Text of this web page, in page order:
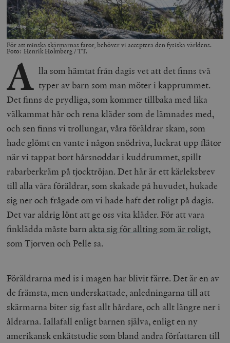
För att minska skärmarnas faror, behöver vi acceptera den fysiska världens.
Foto: Henrik Holmberg / TT.
A lla som hämtat från dagis vet att det finns två
typer av barn som man möter i kapprummet.
Det finns de prydliga, som kommer tillbaka med lika
välkammat hår och rena kläder som de lämnades med,
och sen finns vi trollungar, våra föräldrar skam, som
hade glömt en vante i någon snödriva, luckrat upp flätor
när vi tappat bort hårsnoddar i kuddrummet, spillt
rabarberkräm på tjocktröjan. Det här är ett kärleksbrev
till alla våra föräldrar, som skakade på huvudet, hukade
sig ner och frågade om vi hade haft det roligt på dagis.
Det var aldrig lönt att ge oss vita kläder. För att vara
finklädda måste barn akta sig för allting som är roligt,
som Tjorven och Pelle sa.
Föräldrarna med is i magen har blivit färre. Det är en av
de främsta, men underskattade, anledningarna till att
skärmarna biter sig fast allt hårdare, och allt längre ner i
åldrarna. Iallafall enligt barnen själva, enligt en ny
amerikansk enkätstudie som bland andra författaren till